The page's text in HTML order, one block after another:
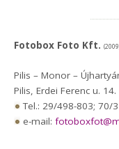
Fotobox Foto Kft.
Pilis – Monor –
Pilis, Erdei Ferenc u. 14.
Tel.: 29/498-803; 70/
e-mail: